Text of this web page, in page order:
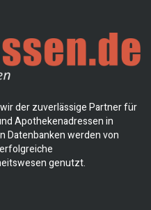
der zuverlässige Partner für
Apothekenadressen in
Datenbanken werden von
genutzt.